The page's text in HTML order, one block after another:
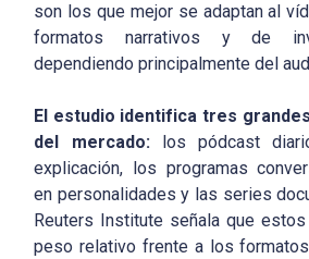
son los que mejor se adaptan al
formatos narrativos y de
dependiendo principalmente del
El estudio identifica tres
del mercado:los pódcast
explicación, los programas
en personalidades y las series
Reuters Institute señala que
peso relativo frente a los